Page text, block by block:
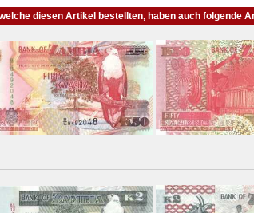
diesen Artikel bestellten, haben auch folgende